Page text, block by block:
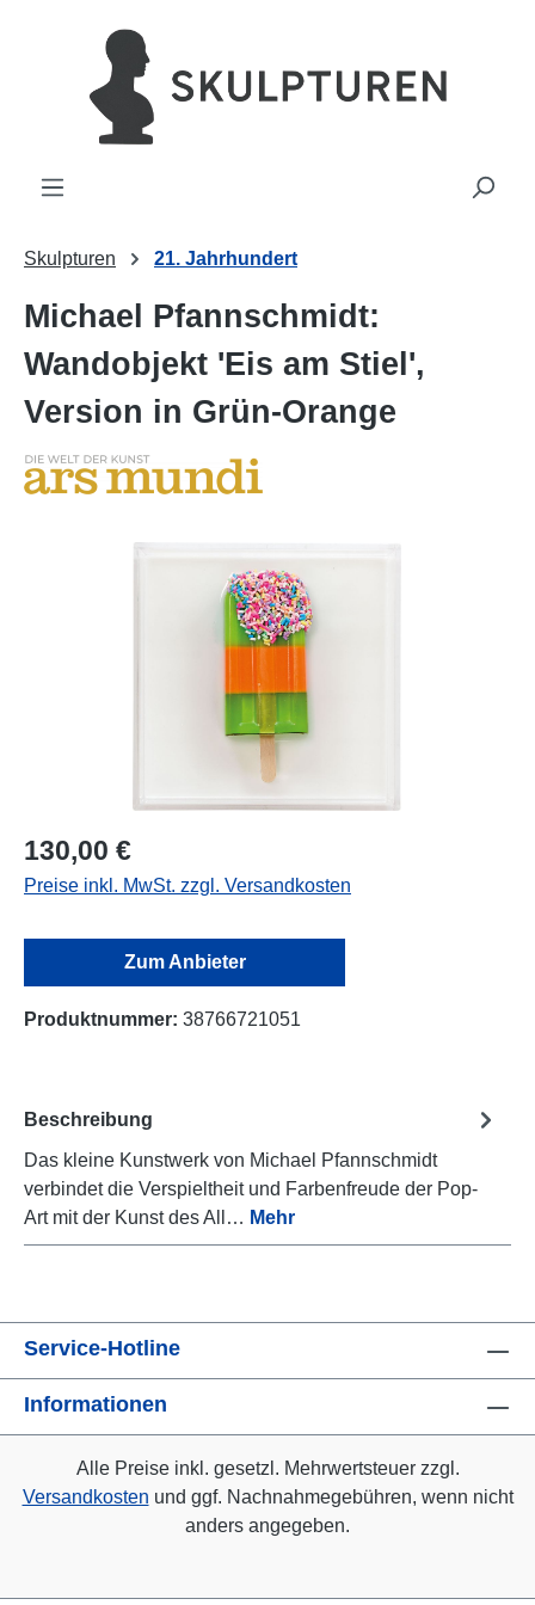
springen
Skulpturen 21. Jahrhundert
Michael Pfannschmidt:
Wandobjekt 'Eis am Stiel',
Version in Grün-Orange
130,00 €
Preise inkl. MwSt. zzgl. Versandkosten
Zum Anbieter
Produktnummer: 38766721051
Beschreibung
Das kleine Kunstwerk von Michael Pfannschmidt
verbindet die Verspieltheit und Farbenfreude der Pop-
Art mit der Kunst des All… Mehr
Service-Hotline
Informationen
Alle Preise inkl. gesetzl. Mehrwertsteuer zzgl.
Versandkosten und ggf. Nachnahmegebühren, wenn nicht
anders angegeben.